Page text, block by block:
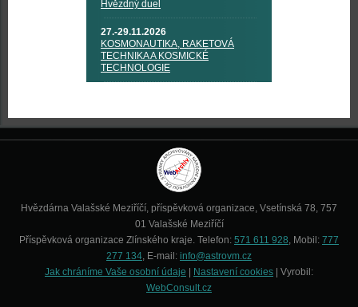
Hvězdný duel
27.-29.11.2026
KOSMONAUTIKA, RAKETOVÁ
TECHNIKA A KOSMICKÉ
TECHNOLOGIE
Hvězdárna Valašské Meziříčí, příspěvková organizace, Vsetínská 78, 757
01 Valašské Meziříčí
Příspěvková organizace Zlínského kraje. Telefon: 571 611 928, Mobil: 777
277 134, E-mail: info@astrovm.cz
Jak chráníme Vaše osobní údaje
Nastavení cookies | Vyrobil:
WebConsult.cz